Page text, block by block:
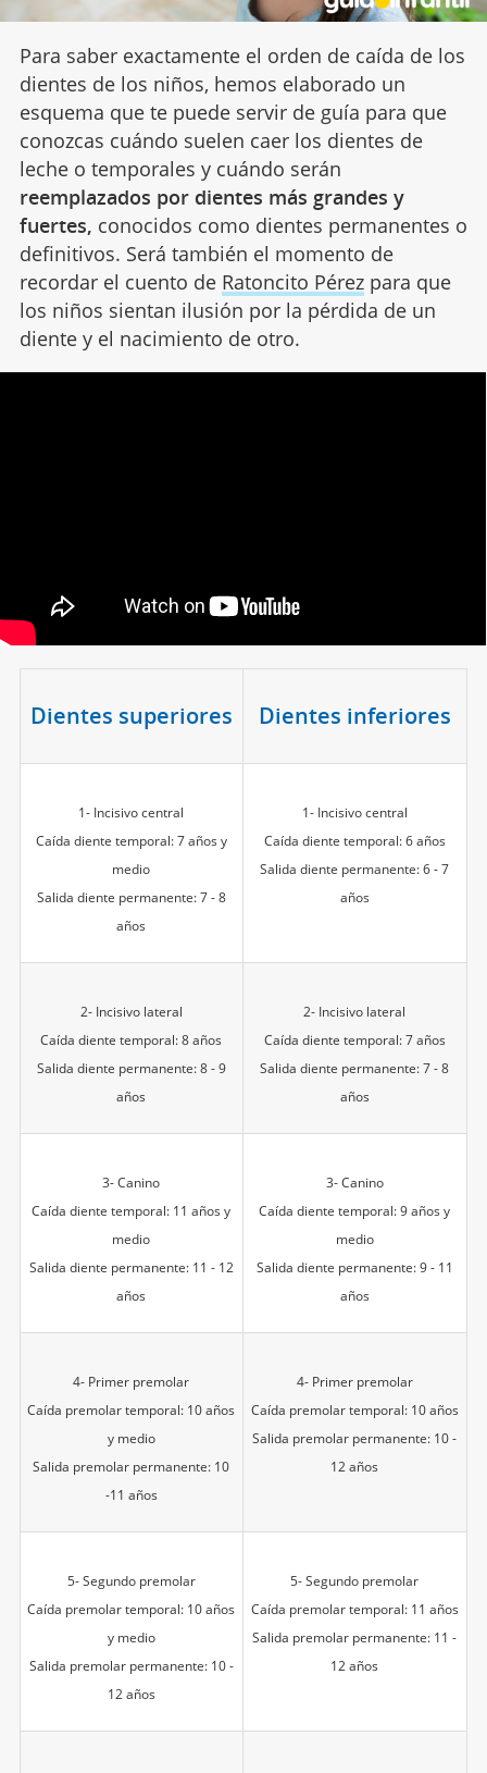
Para saber exactamente el orden de caída de los
dientes de los niños, hemos elaborado un
esquema que te puede servir de guía para que
conozcas cuándo suelen caer los dientes de
leche o temporales y cuándo serán
reemplazados por dientes más grandes y
fuertes, conocidos como dientes permanentes o
definitivos. Será también el momento de
recordar el cuento de Ratoncito Pérezpara que
los niños sientan ilusión por la pérdida de un
diente y el nacimiento de otro.
Dientes superiores Dientes inferiores
1- Incisivo central
Caída diente temporal: 7 años y
medio
Salida diente permanente: 7 - 8
años
1- Incisivo central
Caída diente temporal: 6 años
Salida diente permanente: 6 - 7
años
2- Incisivo lateral
Caída diente temporal: 8 años
Salida diente permanente: 8 - 9
años
2- Incisivo lateral
Caída diente temporal: 7 años
Salida diente permanente: 7 - 8
años
3- Canino
Caída diente temporal: 11 años y
medio
Salida diente permanente: 11 - 12
años
3- Canino
Caída diente temporal: 9 años y
medio
Salida diente permanente: 9 - 11
años
4- Primer premolar
Caída premolar temporal: 10 años
y medio
Salida premolar permanente: 10
-11 años
4- Primer premolar
Caída premolar temporal: 10 años
Salida premolar permanente: 10 -
12 años
5- Segundo premolar
Caída premolar temporal: 10 años
y medio
Salida premolar permanente: 10 -
12 años
5- Segundo premolar
Caída premolar temporal: 11 años
Salida premolar permanente: 11 -
12 años